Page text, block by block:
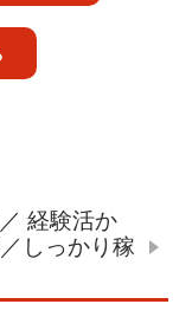
経験活か
しっかり稼